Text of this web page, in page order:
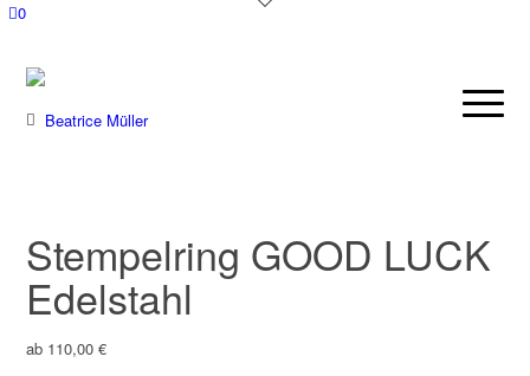
0
Stempelring GOOD LUCK
Edelstahl
ab 110,00€